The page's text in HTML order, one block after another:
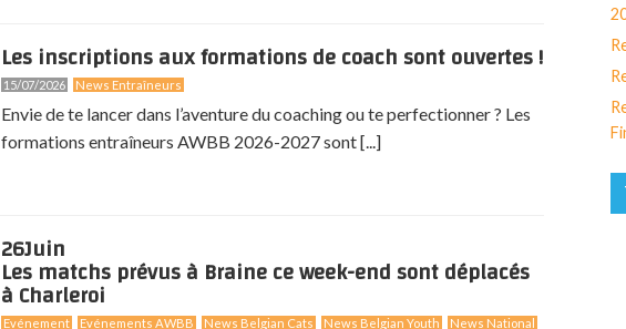
Les inscriptions aux formations de coach sont ouvertes !
15/07/2026 News Entraîneurs
Envie de te lancer dans l’aventure du coaching ou te perfectionner ? Les
formations entraîneurs AWBB 2026-2027 sont [...]
26Juin
Les matchs prévus à Braine ce week-end sont déplacés
à Charleroi
Evénement Evénements AWBB News Belgian Cats News Belgian Youth News National